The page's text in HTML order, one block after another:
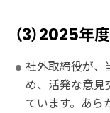
（3）2025年
社外取締役が、
め、活発な意見
ています。あら